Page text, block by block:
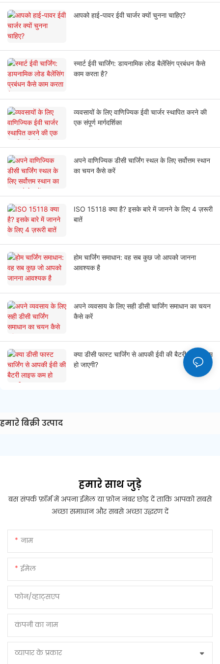
आपको हाई-पावर ईवी चार्जर क्यों चुनना चाहिए?
स्मार्ट ईवी चार्जिंग: डायनामिक लोड बैलेंसिंग प्रबंधन कैसे
काम करता है?
व्यवसायों के लिए वाणिज्यिक ईवी चार्जर स्थापित करने की
एक संपूर्ण मार्गदर्शिका
अपने वाणिज्यिक डीसी चार्जिंग स्थल के लिए सर्वोत्तम स्थान
का चयन कैसे करें
ISO 15118 क्या है? इसके बारे में जानने के लिए 4 ज़रूरी
बातें
होम चार्जिंग समाधान: वह सब कुछ जो आपको जानना
आवश्यक है
अपने व्यवसाय के लिए सही डीसी चार्जिंग समाधान का चयन
कैसे करें
क्या डीसी फास्ट चार्जिंग से आपकी ईवी की बैटरी लाइफ कम
हो जाएगी?
हमारे बिक्री उत्पाद
हमारे साथ जुड़े
बस संपर्क फ़ॉर्म में अपना ईमेल या फ़ोन नंबर छोड़ दें ताकि आपको सबसे
अच्छा समाधान और सबसे अच्छा उद्धरण दें
नाम
ईमेल
फोन/व्हाट्सएप
कंपनी का नाम
व्यापार के प्रकार